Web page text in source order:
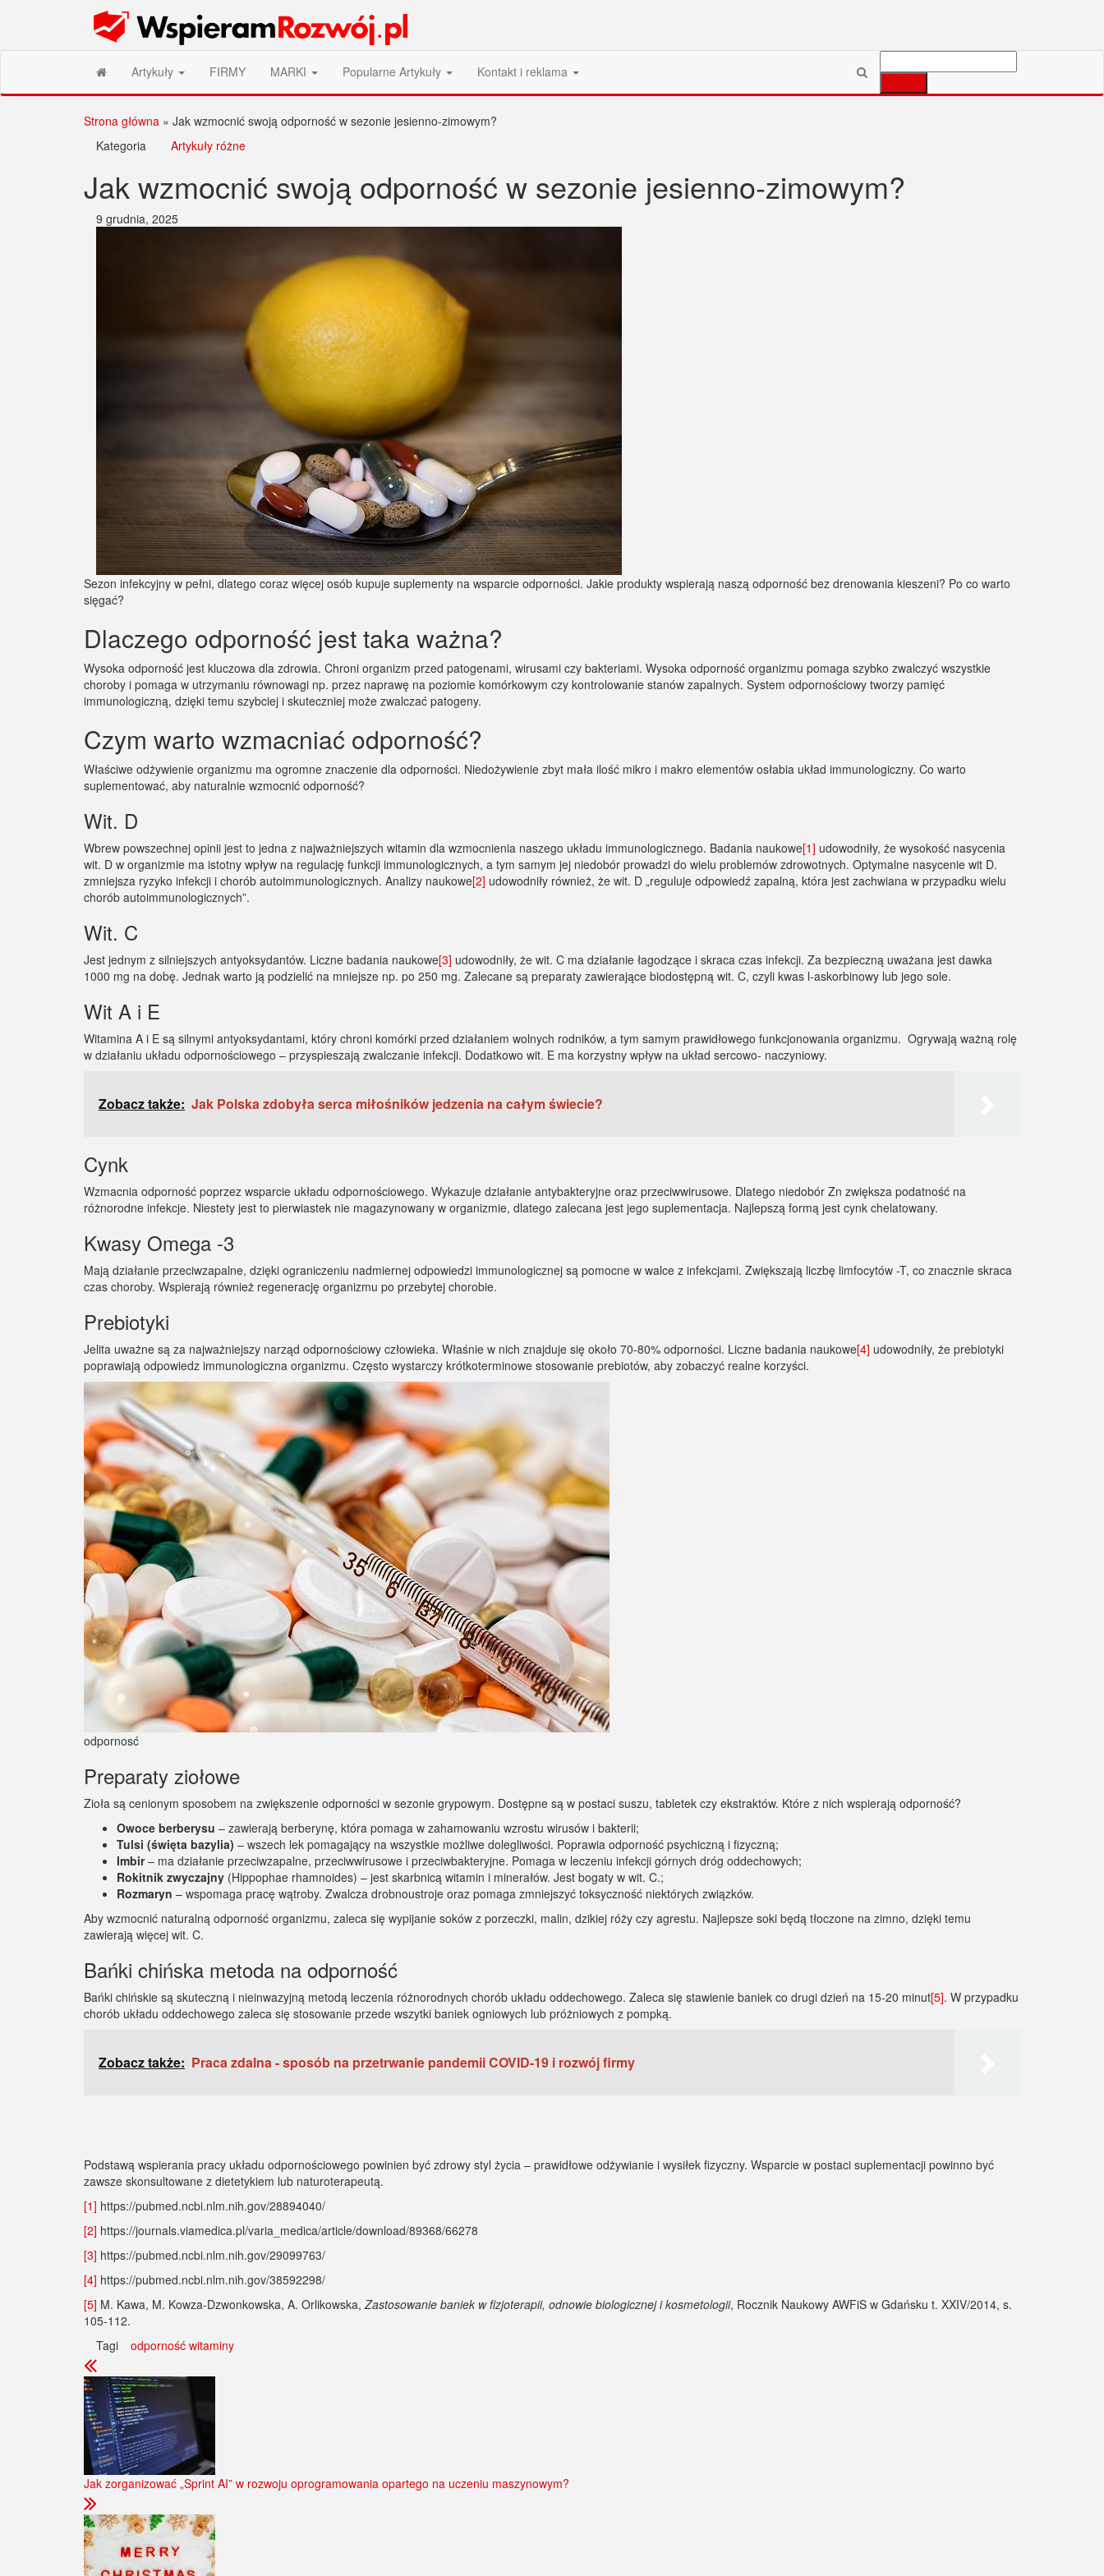
Wspieram Rozwój PL
Artykuły FIRMY MARKI Popularne Artykuły Kontakt i reklama
Strona główna » Jak wzmocnić swoją odporność w sezonie jesienno-zimowym?
Kategoria
Artykuły różne
Jak wzmocnić swoją odporność w sezonie jesienno-zimowym?
9 grudnia, 2025
Sezon infekcyjny w pełni, dlatego coraz więcej osób kupuje suplementy na wsparcie odporności. Jakie produkty wspierają naszą odporność bez drenowania kieszeni? Po co warto
sięgać?
Dlaczego odporność jest taka ważna?
Wysoka odporność jest kluczowa dla zdrowia. Chroni organizm przed patogenami, wirusami czy bakteriami. Wysoka odporność organizmu pomaga szybko zwalczyć wszystkie
choroby i pomaga w utrzymaniu równowagi np. przez naprawę na poziomie komórkowym czy kontrolowanie stanów zapalnych. System odpornościowy tworzy pamięć
immunologiczną, dzięki temu szybciej i skuteczniej może zwalczać patogeny.
Czym warto wzmacniać odporność?
Właściwe odżywienie organizmu ma ogromne znaczenie dla odporności. Niedożywienie zbyt mała ilość mikro i makro elementów osłabia układ immunologiczny. Co warto
suplementować, aby naturalnie wzmocnić odporność?
Wit. D
Wbrew powszechnej opinii jest to jedna z najważniejszych witamin dla wzmocnienia naszego układu immunologicznego. Badania naukowe[1] udowodniły, że wysokość nasycenia
wit. D w organizmie ma istotny wpływ na regulację funkcji immunologicznych, a tym samym jej niedobór prowadzi do wielu problemów zdrowotnych. Optymalne nasycenie wit D.
zmniejsza ryzyko infekcji i chorób autoimmunologicznych. Analizy naukowe[2] udowodniły również, że wit. D „reguluje odpowiedź zapalną, która jest zachwiana w przypadku wielu
chorób autoimmunologicznych”.
Wit. C
Jest jednym z silniejszych antyoksydantów. Liczne badania naukowe[3] udowodniły, że wit. C ma działanie łagodzące i skraca czas infekcji. Za bezpieczną uważana jest dawka
1000 mg na dobę. Jednak warto ją podzielić na mniejsze np. po 250 mg. Zalecane są preparaty zawierające biodostępną wit. C, czyli kwas l-askorbinowy lub jego sole.
Wit A i E
Witamina A i E są silnymi antyoksydantami, który chroni komórki przed działaniem wolnych rodników, a tym samym prawidłowego funkcjonowania organizmu. Ogrywają ważną rolę
w działaniu układu odpornościowego – przyspieszają zwalczanie infekcji. Dodatkowo wit. E ma korzystny wpływ na układ sercowo- naczyniowy.
Zobacz także: Jak Polska zdobyła serca miłośników jedzenia na całym świecie?
Cynk
Wzmacnia odporność poprzez wsparcie układu odpornościowego. Wykazuje działanie antybakteryjne oraz przeciwwirusowe. Dlatego niedobór Zn zwiększa podatność na
różnorodne infekcje. Niestety jest to pierwiastek nie magazynowany w organizmie, dlatego zalecana jest jego suplementacja. Najlepszą formą jest cynk chelatowany.
Kwasy Omega -3
Mają działanie przeciwzapalne, dzięki ograniczeniu nadmiernej odpowiedzi immunologicznej są pomocne w walce z infekcjami. Zwiększają liczbę limfocytów -T, co znacznie skraca
czas choroby. Wspierają również regenerację organizmu po przebytej chorobie.
Prebiotyki
Jelita uważne są za najważniejszy narząd odpornościowy człowieka. Właśnie w nich znajduje się około 70-80% odporności. Liczne badania naukowe[4] udowodniły, że prebiotyki
poprawiają odpowiedz immunologiczna organizmu. Często wystarczy krótkoterminowe stosowanie prebiotów, aby zobaczyć realne korzyści.
odpornosć
Preparaty ziołowe
Zioła są cenionym sposobem na zwiększenie odporności w sezonie grypowym. Dostępne są w postaci suszu, tabletek czy ekstraktów. Które z nich wspierają odporność?
Owoce berberysu – zawierają berberynę, która pomaga w zahamowaniu wzrostu wirusów i bakterii;
Tulsi (święta bazylia) – wszech lek pomagający na wszystkie możliwe dolegliwości. Poprawia odporność psychiczną i fizyczną;
Imbir– ma działanie przeciwzapalne, przeciwwirusowe i przeciwbakteryjne. Pomaga w leczeniu infekcji górnych dróg oddechowych;
Rokitnik zwyczajny (Hippophae rhamnoides) – jest skarbnicą witamin i minerałów. Jest bogaty w wit. C.;
Rozmaryn – wspomaga pracę wątroby. Zwalcza drobnoustroje oraz pomaga zmniejszyć toksyczność niektórych związków.
Aby wzmocnić naturalną odporność organizmu, zaleca się wypijanie soków z porzeczki, malin, dzikiej róży czy agrestu. Najlepsze soki będą tłoczone na zimno, dzięki temu
zawierają więcej wit. C.
Bańki chińska metoda na odporność
Bańki chińskie są skuteczną i nieinwazyjną metodą leczenia różnorodnych chorób układu oddechowego. Zaleca się stawienie baniek co drugi dzień na 15-20 minut[5]. W przypadku
chorób układu oddechowego zaleca się stosowanie przede wszytki baniek ogniowych lub próżniowych z pompką.
Zobacz także: Praca zdalna - sposób na przetrwanie pandemii COVID-19 i rozwój firmy
Podstawą wspierania pracy układu odpornościowego powinien być zdrowy styl życia – prawidłowe odżywianie i wysiłek fizyczny. Wsparcie w postaci suplementacji powinno być
zawsze skonsultowane z dietetykiem lub naturoterapeutą.
[1] https://pubmed.ncbi.nlm.nih.gov/28894040/
[2] https://journals.viamedica.pl/varia_medica/article/download/89368/66278
[3] https://pubmed.ncbi.nlm.nih.gov/29099763/
[4] https://pubmed.ncbi.nlm.nih.gov/38592298/
[5] M. Kawa, M. Kowza-Dzwonkowska, A. Orlikowska,Zastosowanie baniek w fizjoterapii, odnowie biologicznej i kosmetologii, Rocznik Naukowy AWFiS w Gdańsku t. XXIV/2014, s.
105-112.
Tagi
odporność witaminy
Jak zorganizować „Sprint AI” w rozwoju oprogramowania opartego na uczeniu maszynowym?